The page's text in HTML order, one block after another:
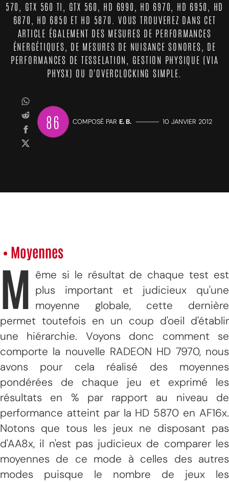
570, GTX 560 TI, GTX 560, HD 6990, HD 6970, HD 6950, HD
6870, HD 6850 ET HD 5870. VOUS TROUVEREZ DANS CET
ARTICLE ÉGALEMENT DES MESURES DE PERFORMANCES
ÉNERGÉTIQUES, DE MESURES DE NUISANCE SONORES, DE
PERFORMANCES DE TESSELATION, GESTION PHYSIQUE (VIA
PHYSX) OU D'OVERCLOCKING SIMPLE.
86 COMPOSÉ PAR E. B. ————— 10 JANVIER 2012
• Moyennes
M ême si le résultat de chaque test est
plus important et judicieux qu'une
moyenne globale, cette dernière
permet toutefois en un coup d'oeil d'établir
une hiérarchie. Voyons donc comment se
comporte la nouvelle RADEON HD 7970, nous
avons pour cela réalisé des moyennes
pondérées de chaque jeu et exprimé les
résultats en % par rapport au niveau de
performance atteint par la HD 5870 en AF16x.
Notons que tous les jeux ne disposant pas
d'AA8x, il n'est pas judicieux de comparer les
moyennes de ce mode à celles des autres
modes puisque le nombre de jeux les